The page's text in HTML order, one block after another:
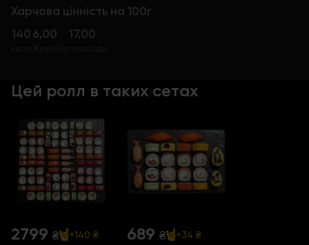
Харчова цінність на 100г
140 6,00 17,00
Цей ролл в таких сетах
2799 ₴ +140 ₴ 689 ₴ +34 ₴